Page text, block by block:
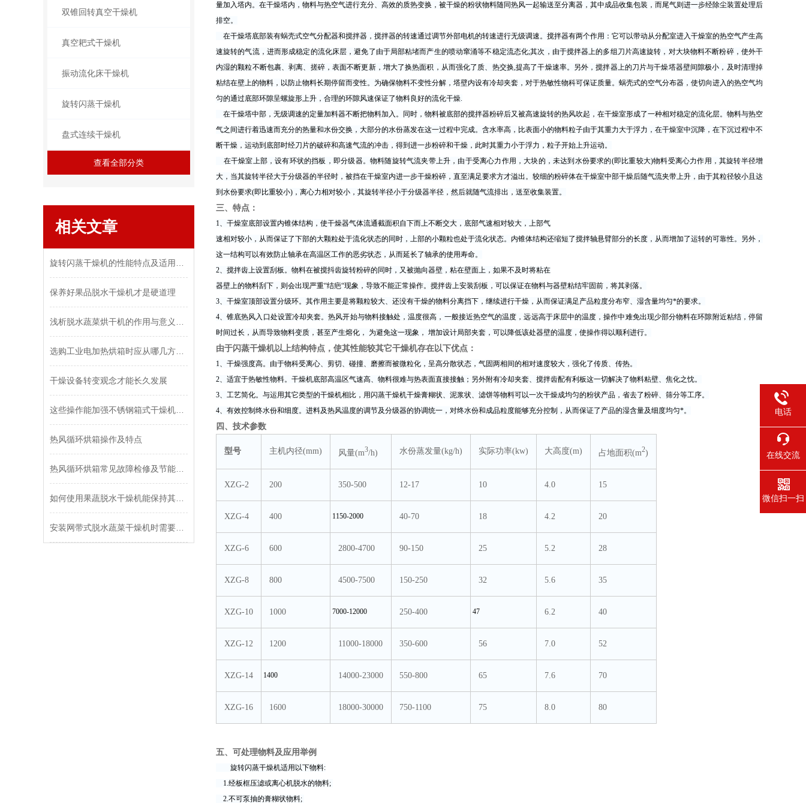
双锥回转真空干燥机
真空耙式干燥机
振动流化床干燥机
旋转闪蒸干燥机
盘式连续干燥机
查看全部分类
相关文章
保养好果品脱水干燥机才是硬道理
干燥设备转变观念才能长久发展
热风循环烘箱操作及特点
量加入塔内。在干燥塔内，物料与热空气进行充分、高效的质热变换，被干燥的粉状物料随同热风一起输送至分离器，其中成品收集包装，而尾气则进一步经除尘装置处理后
排空。
在干燥塔底部装有蜗壳式空气分配器和搅拌器，搅拌器的转速通过调节外部电机的转速进行无级调速。搅拌器有两个作用：它可以带动从分配室进入干燥室的热空气产生高
速旋转的气流，进而形成稳定的流化床层，避免了由于局部粘堵而产生的喷动窜涌等不稳定流态化;其次，由于搅拌器上的多组刀片高速旋转，对大块物料不断粉碎，使外干
内湿的颗粒不断包裹、剥离、搓碎，表面不断更新，增大了换热面积，从而强化了质、热交换,提高了干燥速率。另外，搅拌器上的刀片与干燥塔器壁间隙极小，及时清理掉
粘结在壁上的物料，以防止物料长期停留而变性。为确保物料不变性分解，塔壁内设有冷却夹套，对于热敏性物科可保证质量。蜗壳式的空气分布器，使切向进入的热空气均
匀的通过底部环隙呈螺旋形上升，合理的环隙风速保证了物料良好的流化干燥.
在干燥塔中部，无级调速的定量加料器不断把物料加入。同时，物料被底部的搅拌器粉碎后又被高速旋转的热风吹起，在干燥室形成了一种相对稳定的流化层。物料与热空
气之间进行着迅速而充分的热量和水份交换，大部分的水份蒸发在这一过程中完成。含水率高，比表面小的物料粒子由于其重力大于浮力，在干燥室中沉降，在下沉过程中不
断干燥，运动到底部时经刀片的破碎和高速气流的冲击，得到进一步粉碎和干燥，此时其重力小于浮力，粒子开始上升运动。
在干燥室上部，设有环状的挡板，即分级器。物料随旋转气流夹带上升，由于受离心力作用，大块的，未达到水份要求的(即比重较大)物料受离心力作用，其旋转半径增
大，当其旋转半径大于分级器的半径时，被挡在干燥室内进一步干燥粉碎，直至满足要求方才溢出。较细的粉碎体在干燥室中部干燥后随气流夹带上升，由于其粒径较小且达
到水份要求(即比重较小)，离心力相对较小，其旋转半径小于分级器半径，然后就随气流排出，送至收集装置。
三、特点：
1、干燥室底部设置内锥体结构，使干燥器气体流通截面积自下而上不断交大，底部气速相对较大，上部气
速相对较小，从而保证了下部的大颗粒处于流化状态的同时，上部的小颗粒也处于流化状态。内锥体结构还缩短了搅拌轴悬臂部分的长度，从而增加了运转的可靠性。另外，
这一结构可以有效防止轴承在高温区工作的恶劣状态，从而延长了轴承的使用寿命。
2、搅拌齿上设置刮板。物料在被搅抖齿旋转粉碎的同时，又被抛向器壁，粘在壁面上，如果不及时将粘在
器壁上的物料刮下，则会出现严重“结疤“现象，导致不能正常操作。搅拌齿上安装刮板，可以保证在物料与器壁粘结牢固前，将其剥落。
3、干燥室顶部设置分级环。其作用主要是将颗粒较大、还没有干燥的物料分离挡下，继续进行干燥，从而保证满足产品粒度分布窄、湿含量均匀*的要求。
4、锥底热风入口处设置冷却夹套。热风开始与物料接触处，温度很高，一般接近热空气的温度，远远高于床层中的温度，操作中难免出现少部分物料在环隙附近粘结，停留
时间过长，从而导致物料变质，甚至产生熔化， 为避免这一现象， 增加设计局部夹套，可以降低该处器壁的温度，使操作得以顺利进行。
由于闪蒸干燥机以上结构特点，使其性能较其它干燥机存在以下优点：
1、干燥强度高。由于物科受离心、剪切、碰撞、磨擦而被微粒化，呈高分散状态，气固两相间的相对速度较大，强化了传质、传热。
2、适宜于热敏性物料。干燥机底部高温区气速高、物料很难与热表面直接接触；另外附有冷却夹套、搅拌齿配有利板这一切解决了物料粘壁、焦化之忱。
3、工艺简化。与运用其它类型的干燥机相比，用闪蒸干燥机干燥膏糊状、泥浆状、滤饼等物料可以一次干燥成均匀的粉状产品，省去了粉碎、筛分等工序。
4、有效控制终水份和细度。进料及热风温度的调节及分级器的协调统一，对终水份和成品粒度能够充分控制，从而保证了产品的湿含量及细度均匀*。
四、技术参数
型号 主机内径(mm) 风量(m3/h) 水份蒸发量(kg/h) 实际功率(kw) 大高度(m) 占地面积(m2)
XZG-2 200 350-500 12-17 10 4.0 15
XZG-4 400 1150-2000 40-70 18 4.2 20
XZG-6 600 2800-4700 90-150 25 5.2 28
XZG-8 800 4500-7500 150-250 32 5.6 35
XZG-10 1000 7000-12000 250-400 47 6.2 40
XZG-12 1200 11000-18000 350-600 56 7.0 52
XZG-14 1400 14000-23000 550-800 65 7.6 70
XZG-16 1600 18000-30000 750-1100 75 8.0 80
五、可处理物料及应用举例
旋转闪蒸干燥机适用以下物料:
1.经板框压滤或离心机脱水的物料;
2.不可泵抽的膏糊状物料;
电话
在线交流
微信扫一扫